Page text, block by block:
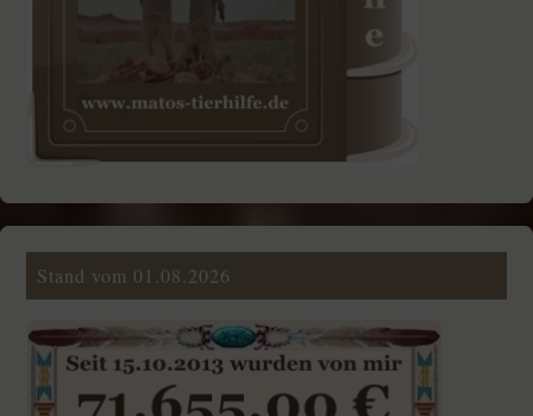
Stand vom 01.08.2026